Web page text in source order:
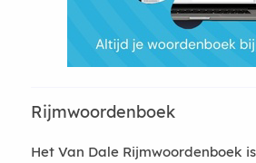
Rijmwoordenboek
Het Van Dale Rijmwoordenboek